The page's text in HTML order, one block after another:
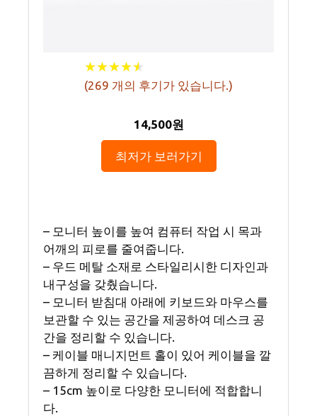
★★★★★
★★★★★
(269 개의 후기가 있습니다.)
14,500원
최저가 보러가기
– 모니터 높이를 높여 컴퓨터 작업 시 목과
어깨의 피로를 줄여줍니다.
– 우드 메탈 소재로 스타일리시한 디자인과
내구성을 갖췄습니다.
– 모니터 받침대 아래에 키보드와 마우스를
보관할 수 있는 공간을 제공하여 데스크 공
간을 정리할 수 있습니다.
– 케이블 매니지먼트 홀이 있어 케이블을 깔
끔하게 정리할 수 있습니다.
– 15cm 높이로 다양한 모니터에 적합합니
다.